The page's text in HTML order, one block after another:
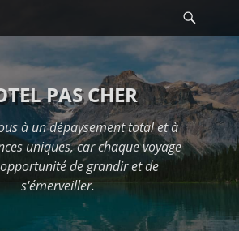
PAS CHER
à un dépaysement total et à
uniques, car chaque voyage
de grandir et de
s'émerveiller.